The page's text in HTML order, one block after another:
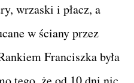
wrzaski i płacz, a
w ściany przez
Franciszka była